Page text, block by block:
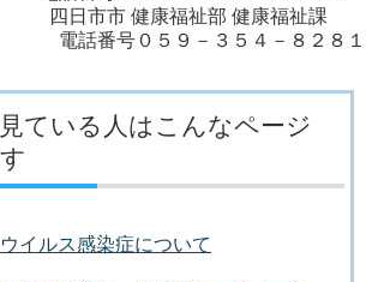
四日市市 健康福祉部 健康福祉課
電話番号０５９－３５４－８２８１
ている人はこんなページ
イルス感染症について